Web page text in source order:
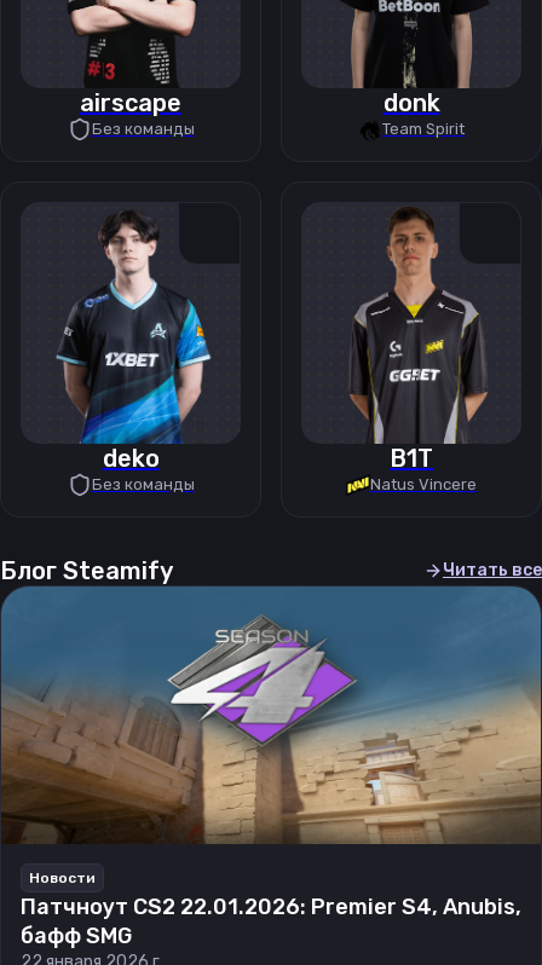
airscape
Без команды
donk
Team Spirit
deko
Без команды
B1T
Natus Vincere
Блог Steamify Читать все
Новости
Патчноут CS2 22.01.2026: Premier S4, Anubis,
бафф SMG